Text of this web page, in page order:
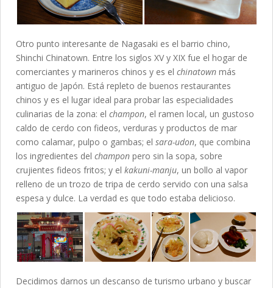
Otro punto interesante de Nagasaki es el barrio chino,
Shinchi Chinatown. Entre los siglos XV y XIX fue el hogar de
comerciantes y marineros chinos y es el chinatown más
antiguo de Japón. Está repleto de buenos restaurantes
chinos y es el lugar ideal para probar las especialidades
culinarias de la zona: el champon, el ramen local, un gustoso
caldo de cerdo con fideos, verduras y productos de mar
como calamar, pulpo o gambas; el sara-udon, que combina
los ingredientes del champon pero sin la sopa, sobre
crujientes fideos fritos; y el kakuni-manju, un bollo al vapor
relleno de un trozo de tripa de cerdo servido con una salsa
espesa y dulce. La verdad es que todo estaba delicioso.
Decidimos darnos un descanso de turismo urbano y buscar